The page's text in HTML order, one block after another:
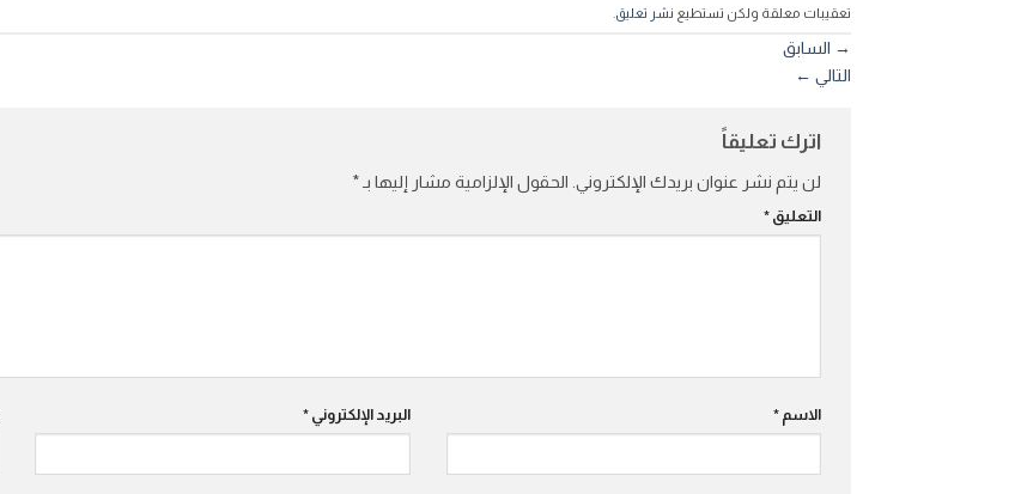
تعقيبات معلقة ولكن تستطيع نشر تعليق
→ السابق
التالي ←
اترك تعليقاً
لن يتم نشر عنوان بريدك الإلكتروني. الحقول الإلزامية مشار إليها بـ *
التعليق *
الاسم * البريد الإلكتروني*